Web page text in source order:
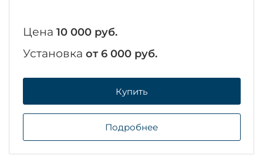
Цена 10 000 руб.
Установка от 6 000 руб.
Купить
Подробнее